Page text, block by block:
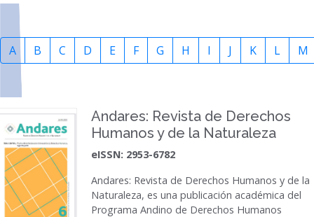
A B C D E F G H I J K L M
Andares: Revista de Derechos
Humanos y de la Naturaleza
eISSN: 2953-6782
Andares: Revista de Derechos Humanos y de la
Naturaleza, es una publicación académica del
Programa Andino de Derechos Humanos